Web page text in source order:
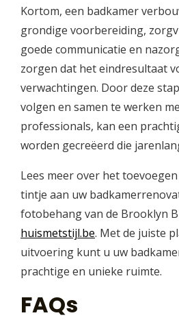
Kortom, een badkamer
grondige voorbereiding,
goede communicatie en
zorgen dat het eindresultaat
verwachtingen. Door deze
volgen en samen te werken
professionals, kan een
worden gecreëerd die
Lees meer over het
tintje aan uw
fotobehang van de Brooklyn
huismetstijl.be. Met de juiste
uitvoering kunt u uw
prachtige en unieke ruimte.
FAQs